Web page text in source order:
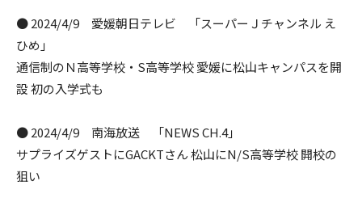
● 2024/4/9 愛媛朝日テレビ 「スーパーＪチャンネル え
ひめ」
通信制のＮ高等学校・S高等学校 愛媛に松山キャンパスを開
設 初の入学式も
● 2024/4/9 南海放送 「NEWS CH.4」
サプライズゲストにGACKTさん 松山にN/S高等学校 開校の
狙い